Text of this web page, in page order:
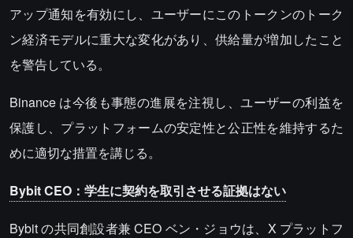
アップ通知を有効にし、ユーザーにこのトークンのトーク
ン経済モデルに重大な変化があり、供給量が増加したこと
を警告している。
Binance は今後も事態の進展を注視し、ユーザーの利益を
保護し、プラットフォームの安定性と公正性を維持するた
めに適切な措置を講じる。
Bybit CEO：学生に契約を取引させる証拠はない
Bybit の共同創設者兼 CEO ベン・ジョウは、X プラットフ